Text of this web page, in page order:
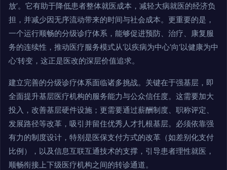
放’。它有助于降低患者整体就医成本，减轻大病就医的经济负
担，并减少因无序流动带来的时间与社会成本。更重要的是，
一个运行顺畅的分级诊疗体系，能够促进预防、治疗、康复服
务的连续性，推动医疗服务模式从‘以疾病为中心’向‘以健康为中
心’转变，这正是医改的深层价值追求。
建立完善的分级诊疗体系面临诸多挑战。关键在于强基层，即
全面提升基层医疗机构的服务能力与公众信任度。这需要加大
投入，改善基层硬件设施；更需要通过薪酬制度、职称评定、
发展路径等改革，吸引并留住优秀人才扎根基层。必须依靠强
有力的制度设计，特别是医保支付方式的改革（如差别化支付
比例），以及信息互联互通技术的支撑，引导患者理性就医，
顺畅衔接上下级医疗机构之间的转诊通道。